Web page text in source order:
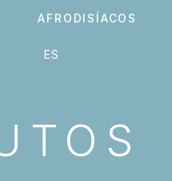
AFRODISÍACOS